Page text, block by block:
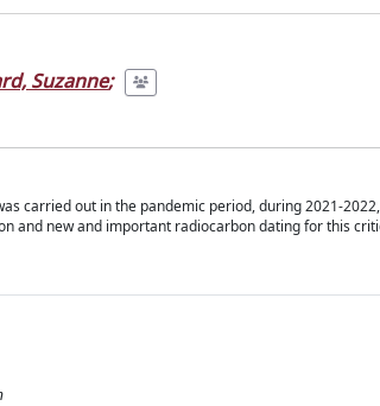
Suzanne;
carried out in the pandemic period, during 2021-
and new and important radiocarbon dating for this